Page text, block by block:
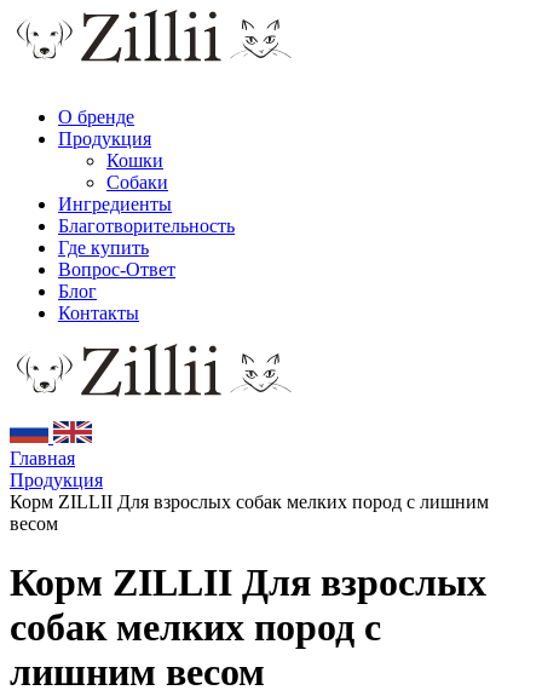
О бренде
Продукция
Кошки
Собаки
Ингредиенты
Благотворительность
Где купить
Вопрос-Ответ
Блог
Контакты
Главная
Продукция
Корм ZILLII Для взрослых собак мелких пород с лишним
весом
Корм ZILLII Для взрослых
собак мелких пород с
лишним весом